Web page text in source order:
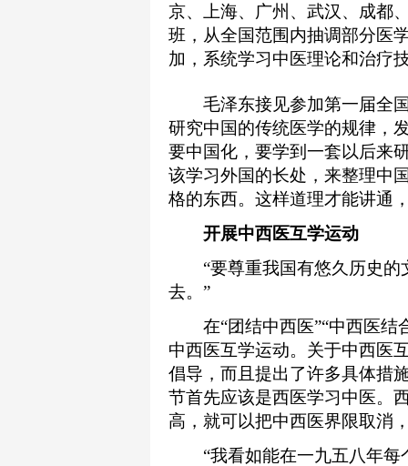
京、上海、广州、武汉、成都
班，从全国范围内抽调部分医
加，系统学习中医理论和治疗
毛泽东接见参加第一届全国
研究中国的传统医学的规律，
要中国化，要学到一套以后来
该学习外国的长处，来整理中
格的东西。这样道理才能讲通
开展中西医互学运动
“要尊重我国有悠久历史的
去。”
在“团结中西医”“中西医结
中西医互学运动。关于中西医
倡导，而且提出了许多具体措
节首先应该是西医学习中医。
高，就可以把中西医界限取消
“我看如能在一九五八年每